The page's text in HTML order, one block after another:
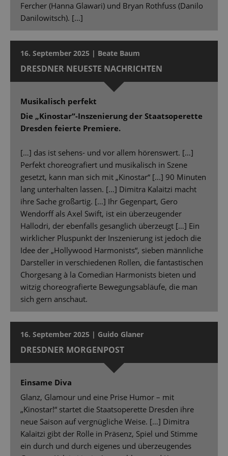
Fercher (Hanna Glawari) und Bryan Rothfuss (Danilo
Danilowitsch). […]
16. September 2025 | Beate Baum
DRESDNER NEUESTE NACHRICHTEN
Musikalisch perfekt
Die „Kinostar“-Inszenierung der Staatsoperette
Dresden feierte Premiere.
[…] das ist sehens- und vor allem hörenswert. […]
Perfekt choreografiert und musikalisch in Szene
gesetzt, kann man sich mit „Kinostar“ [...] 90 Minuten
lang unterhalten lassen. […] Dimitra Kalaitzi macht
ihre Sache großartig. […] Ihr Gegenpart, Gero
Wendorff als Axel Swift, ist ein überzeugender
Hallodri, der ebenfalls gesanglich überzeugt […] Ein
wirklicher Pluspunkt der Inszenierung ist jedoch die
Idee der „Hollywood Harmonists“, sieben männliche
Darsteller in verschiedenen Rollen, die fantastischen
Chorgesang à la Comedian Harmonists bieten und
witzig choreografierte Bewegungsabläufe, die man
sich gern anschaut.
16. September 2025 | Guido Glaner
DRESDNER MORGENPOST
Einsame Diva
Glanz, Glamour und eine Prise Humor – mit
„Kinostar!“ startet die Staatsoperette Dresden ihre
neue Saison auf vergnügliche Weise. […] Dimitra
Kalaitzi gibt der Rolle in Präsenz, Spiel und Stimme
ein durch und durch eigenes und überzeugendes